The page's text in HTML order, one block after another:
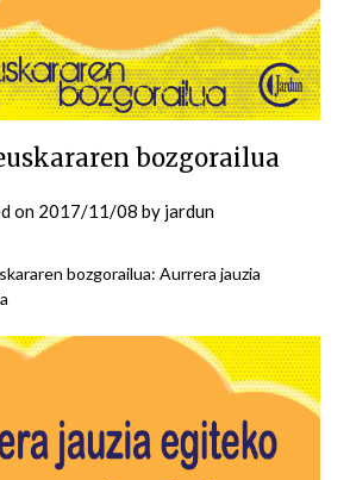
bozgorailua
on 2017/11/08 by jardun
bozgorailua: Aurrera jauzia